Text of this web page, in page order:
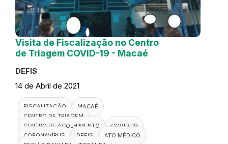
Visita de Fiscalização no Centro
de Triagem COVID-19 - Macaé
DEFIS
14 de Abril de 2021
FISCALIZAÇÃO
MACAÉ
CENTRO DE TRIAGEM
CENTRO DE ACOLHIMENTO
COVID-19
CORONAVÍRUS
DEFIS
ATO MÉDICO